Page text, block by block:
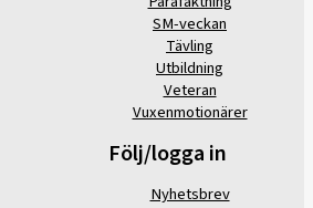
SM-veckan
Tävling
Utbildning
Veteran
Vuxenmotionärer
Följ/logga in
Nyhetsbrev